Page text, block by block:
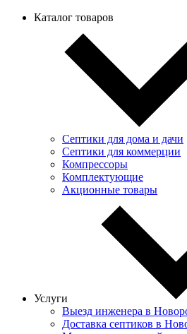
Каталог товаров
Септики для дома и дачи
Септики для коммерции
Компрессоры
Комплектующие
Акционные товары
Услуги
Выезд инженера в
Доставка септиков в